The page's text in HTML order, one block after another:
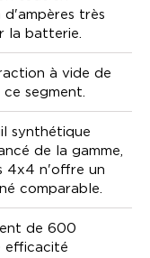
d'ampères très
la batterie.
à vide de
segment.
synthétique
de la gamme,
4x4 n'offre un
comparable.
de 600
efficacité